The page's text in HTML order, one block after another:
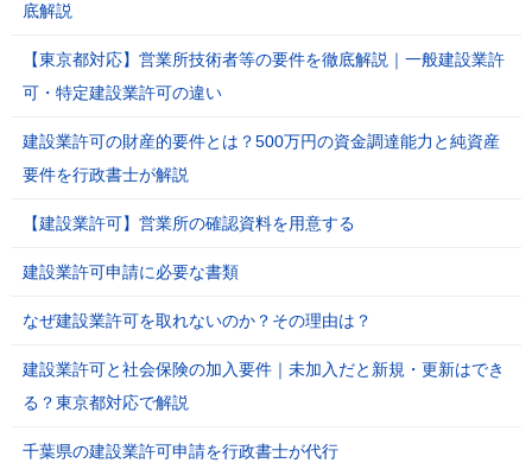
底解説
【東京都対応】営業所技術者等の要件を徹底解説｜一般建設業許
可・特定建設業許可の違い
建設業許可の財産的要件とは？500万円の資金調達能力と純資産
要件を行政書士が解説
【建設業許可】営業所の確認資料を用意する
建設業許可申請に必要な書類
なぜ建設業許可を取れないのか？その理由は？
建設業許可と社会保険の加入要件｜未加入だと新規・更新はでき
る？東京都対応で解説
千葉県の建設業許可申請を行政書士が代行